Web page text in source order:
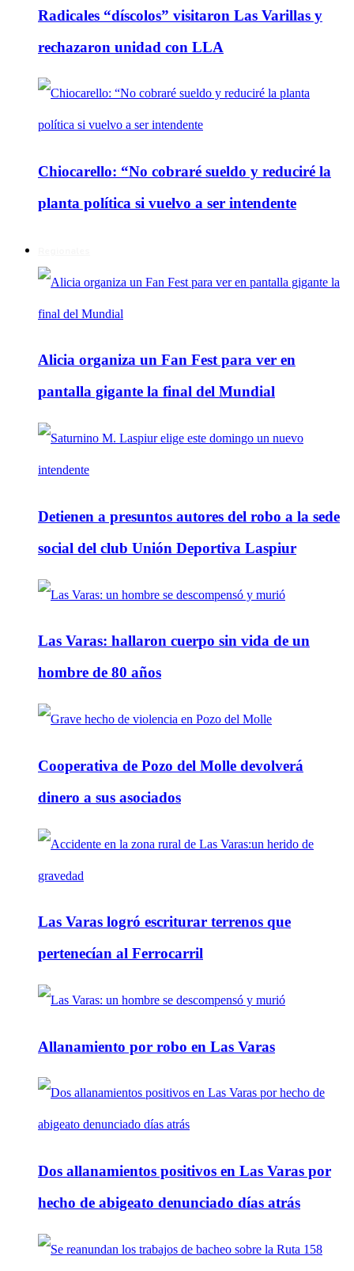
Radicales “díscolos” visitaron Las Varillas y
rechazaron unidad con LLA
Chiocarello: “No cobraré sueldo y reduciré la
planta política si vuelvo a ser intendente
Alicia organiza un Fan Fest para ver en
pantalla gigante la final del Mundial
Detienen a presuntos autores del robo a la sede
social del club Unión Deportiva Laspiur
Las Varas: hallaron cuerpo sin vida de un
hombre de 80 años
Cooperativa de Pozo del Molle devolverá
dinero a sus asociados
Las Varas logró escriturar terrenos que
pertenecían al Ferrocarril
Allanamiento por robo en Las Varas
Dos allanamientos positivos en Las Varas por
hecho de abigeato denunciado días atrás